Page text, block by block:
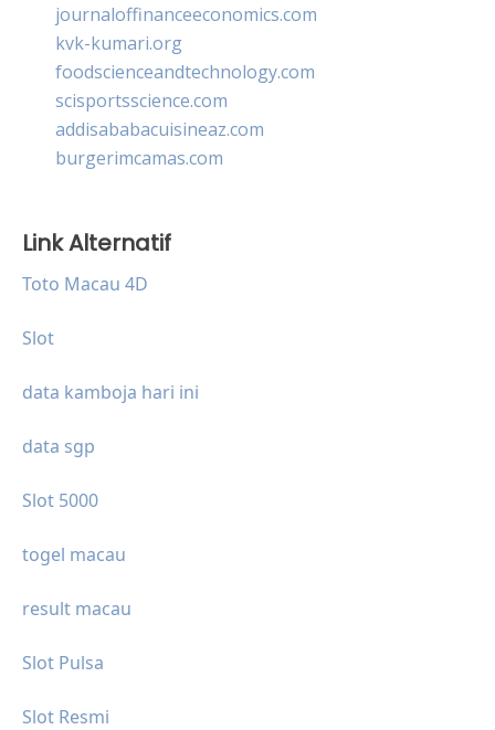
journaloffinanceeconomics.com
kvk-kumari.org
foodscienceandtechnology.com
scisportsscience.com
addisababacuisineaz.com
burgerimcamas.com
Link Alternatif
Toto Macau 4D
Slot
data kamboja hari ini
data sgp
Slot 5000
togel macau
result macau
Slot Pulsa
Slot Resmi